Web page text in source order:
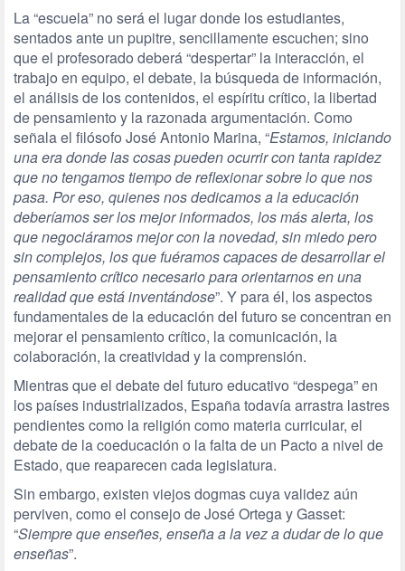
La “escuela” no será el lugar donde los estudiantes,
sentados ante un pupitre, sencillamente escuchen; sino
que el profesorado deberá “despertar” la interacción, el
trabajo en equipo, el debate, la búsqueda de información,
el análisis de los contenidos, el espíritu crítico, la libertad
de pensamiento y la razonada argumentación. Como
señala el filósofo José Antonio Marina, “Estamos, iniciando
una era donde las cosas pueden ocurrir con tanta rapidez
que no tengamos tiempo de reflexionar sobre lo que nos
pasa. Por eso, quienes nos dedicamos a la educación
deberíamos ser los mejor informados, los más alerta, los
que negociáramos mejor con la novedad, sin miedo pero
sin complejos, los que fuéramos capaces de desarrollar el
pensamiento crítico necesario para orientarnos en una
realidad que está inventándose”. Y para él, los aspectos
fundamentales de la educación del futuro se concentran en
mejorar el pensamiento crítico, la comunicación, la
colaboración, la creatividad y la comprensión.
Mientras que el debate del futuro educativo “despega” en
los países industrializados, España todavía arrastra lastres
pendientes como la religión como materia curricular, el
debate de la coeducación o la falta de un Pacto a nivel de
Estado, que reaparecen cada legislatura.
Sin embargo, existen viejos dogmas cuya validez aún
perviven, como el consejo de José Ortega y Gasset:
“Siempre que enseñes, enseña a la vez a dudar de lo que
enseñas”.